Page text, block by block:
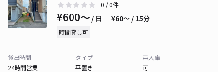
0 / 0件
¥600〜 / 日 ¥60〜 / 15分
時間貸し可
貸出時間
24時間営業
タイプ
平置き
再入庫
可